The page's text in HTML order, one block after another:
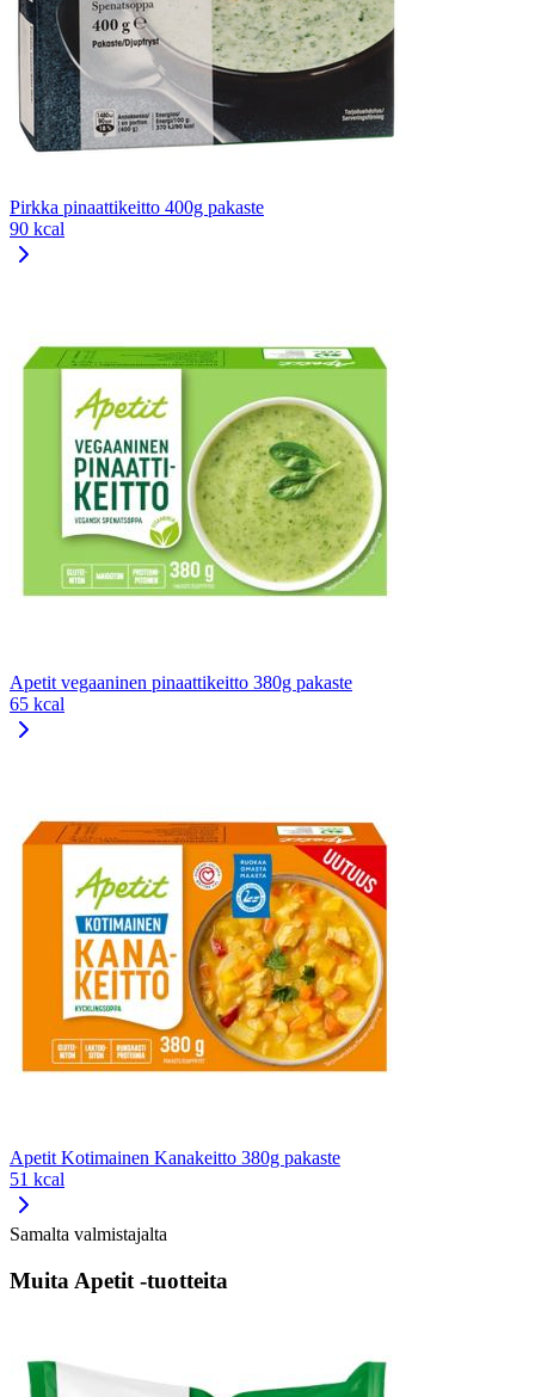
Pirkka pinaattikeitto 400g pakaste
90 kcal
Apetit vegaaninen pinaattikeitto 380g pakaste
65 kcal
Apetit Kotimainen Kanakeitto 380g pakaste
51 kcal
Samalta valmistajalta
Muita Apetit -tuotteita